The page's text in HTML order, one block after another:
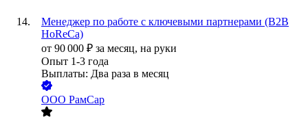
Менеджер по работе с ключевыми партнерами (B2B
HoReCa)
от 90 000 ₽ за месяц, на руки
Опыт 1-3 года
Выплаты: Два раза в месяц
ООО РамСар